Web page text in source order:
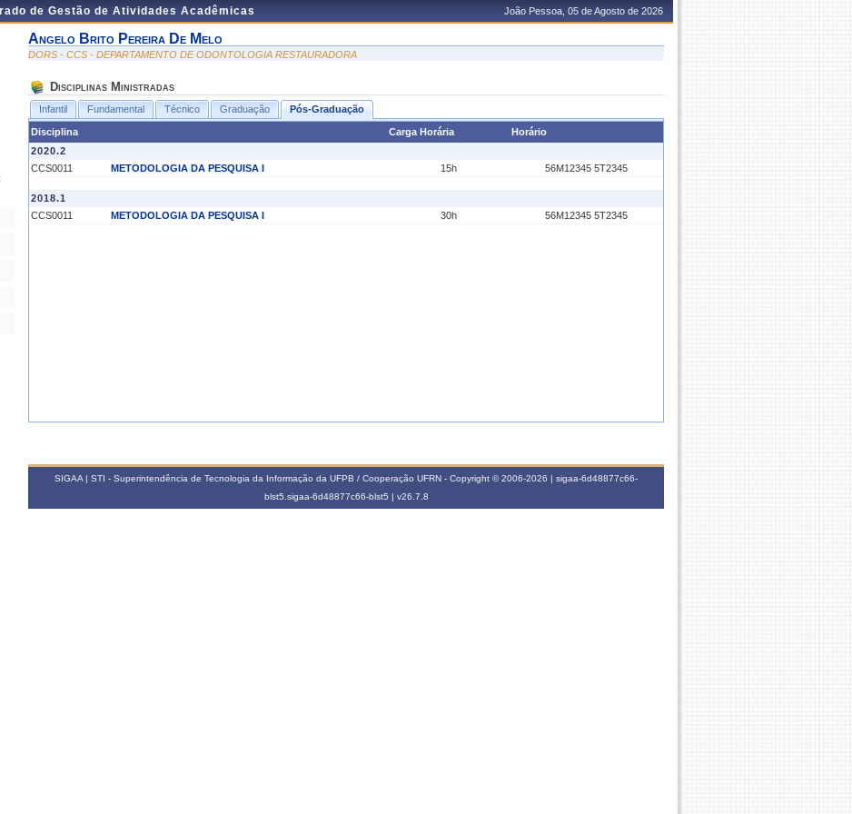
de Gestão de Atividades Acadêmicas João Pessoa, 05 de Agosto de 2026
Angelo Brito Pereira De Melo
DORS - CCS - DEPARTAMENTO DE ODONTOLOGIA RESTAURADORA
Disciplinas Ministradas
Infantil Fundamental Técnico Graduação Pós-Graduação
Disciplina Carga Horária
Horário
2020.2
CCS0011
METODOLOGIA DA PESQUISA I 15h 56M12345 5T2345
2018.1
CCS0011
METODOLOGIA DA PESQUISA I 30h 56M12345 5T2345
SIGAA | STI - Superintendência de Tecnologia da Informação da UFPB / Cooperação UFRN - Copyright © 2006-2026 | sigaa-6d48877c66-
blst5.sigaa-6d48877c66-blst5 | v26.7.8